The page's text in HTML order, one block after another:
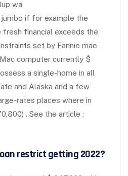
if for example the
financial exceeds the
set by Fannie mae
computer currently $
a single-home in all
and Alaska and a few
rates places where in
. See the article :
restrict getting 2022?